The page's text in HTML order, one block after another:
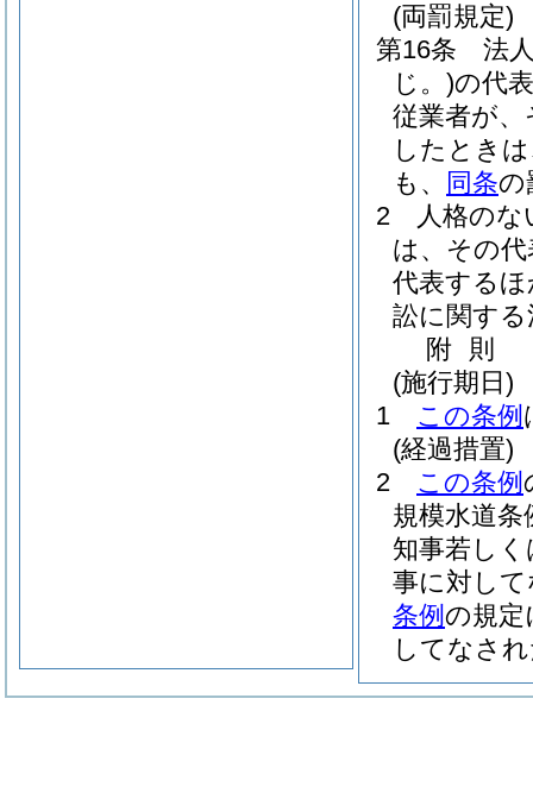
(両罰規定)
第16条
法
じ。)の代
従業者が
したとき
も、
同条の
2
人格の
は、その
代表する
訟に関す
附 則
(施行期日)
1
この条例
(経過措置)
2
この条例
規模水道条
知事若し
事に対し
条例 の規定
してなさ